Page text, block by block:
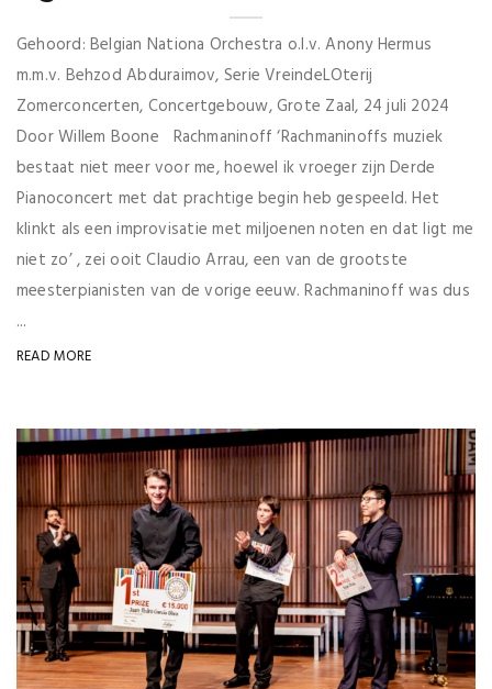
Gehoord: Belgian Nationa Orchestra o.l.v. Anony Hermus
m.m.v. Behzod Abduraimov, Serie VreindeLOterij
Zomerconcerten, Concertgebouw, Grote Zaal, 24 juli 2024
Door Willem Boone Rachmaninoff ‘Rachmaninoffs muziek
bestaat niet meer voor me, hoewel ik vroeger zijn Derde
Pianoconcert met dat prachtige begin heb gespeeld. Het
klinkt als een improvisatie met miljoenen noten en dat ligt me
niet zo’ , zei ooit Claudio Arrau, een van de grootste
meesterpianisten van de vorige eeuw. Rachmaninoff was dus
...
READ MORE